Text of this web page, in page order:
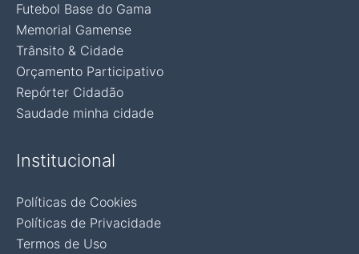
Futebol Base do Gama
Memorial Gamense
Trânsito & Cidade
Orçamento Participativo
Repórter Cidadão
Saudade minha cidade
Institucional
Políticas de Cookies
Políticas de Privacidade
Termos de Uso